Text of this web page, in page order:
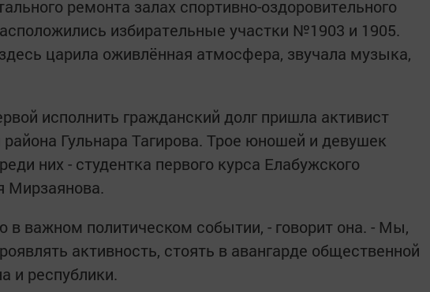
ремонта залах спортивно-оздоровительного
избирательные участки №1903 и 1905.
царила оживлённая атмосфера, звучала музыка,
исполнить гражданский долг пришла активист
Гульнара Тагирова. Трое юношей и девушек
них - студентка первого курса Елабужского
Мирзаянова.
в важном политическом событии, - говорит она. - Мы,
активность, стоять в авангарде общественной
и республики.